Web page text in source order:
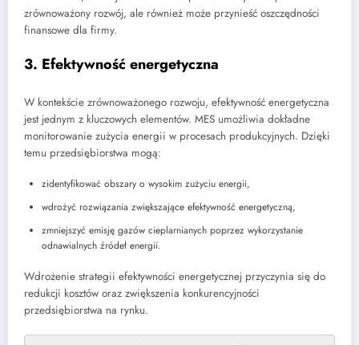
zrównoważony rozwój, ale również może przynieść oszczędności
finansowe dla firmy.
3. Efektywność energetyczna
W kontekście zrównoważonego rozwoju, efektywność energetyczna
jest jednym z kluczowych elementów. MES umożliwia dokładne
monitorowanie zużycia energii w procesach produkcyjnych. Dzięki
temu przedsiębiorstwa mogą:
zidentyfikować obszary o wysokim zużyciu energii,
wdrożyć rozwiązania zwiększające efektywność energetyczną,
zmniejszyć emisję gazów cieplarnianych poprzez wykorzystanie
odnawialnych źródeł energii.
Wdrożenie strategii efektywności energetycznej przyczynia się do
redukcji kosztów oraz zwiększenia konkurencyjności
przedsiębiorstwa na rynku.